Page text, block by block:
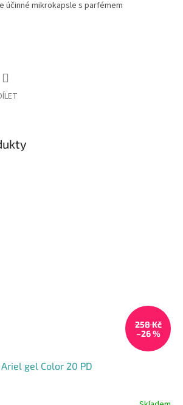
účinné mikrokapsle s parfémem
258 Kč
–26 %
Ariel gel Color 20 PD